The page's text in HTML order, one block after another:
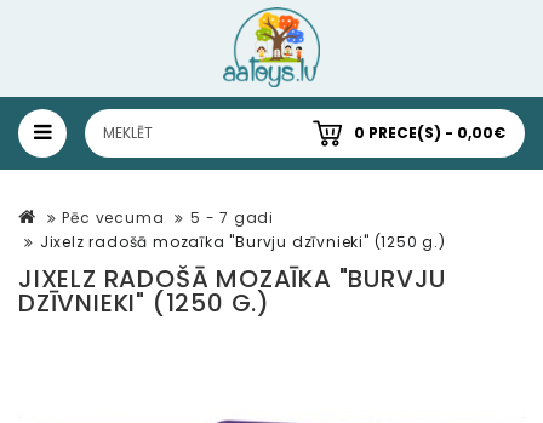
0 PRECE(S) - 0,00€
Pēc vecuma
5 - 7 gadi
Jixelz radošā mozaīka "Burvju dzīvnieki" (1250 g.)
JIXELZ RADOŠĀ MOZAĪKA "BURVJU
DZĪVNIEKI" (1250 G.)